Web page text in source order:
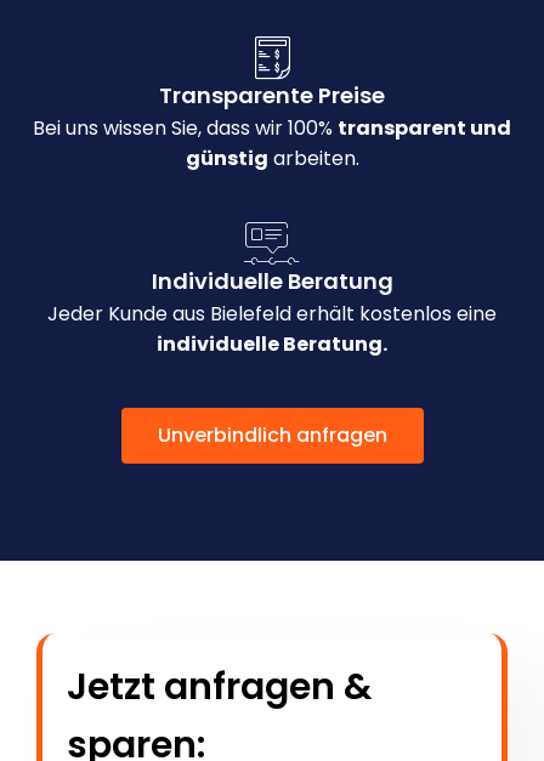
Transparente Preise
Bei uns wissen Sie, dass wir 100% transparent und
günstig arbeiten.
Individuelle Beratung
Jeder Kunde aus Bielefeld erhält kostenlos eine
individuelle Beratung.
Unverbindlich anfragen
Jetzt anfragen &
sparen: